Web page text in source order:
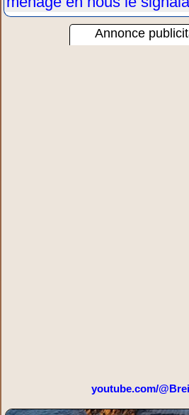
Annonce
youtube.com/